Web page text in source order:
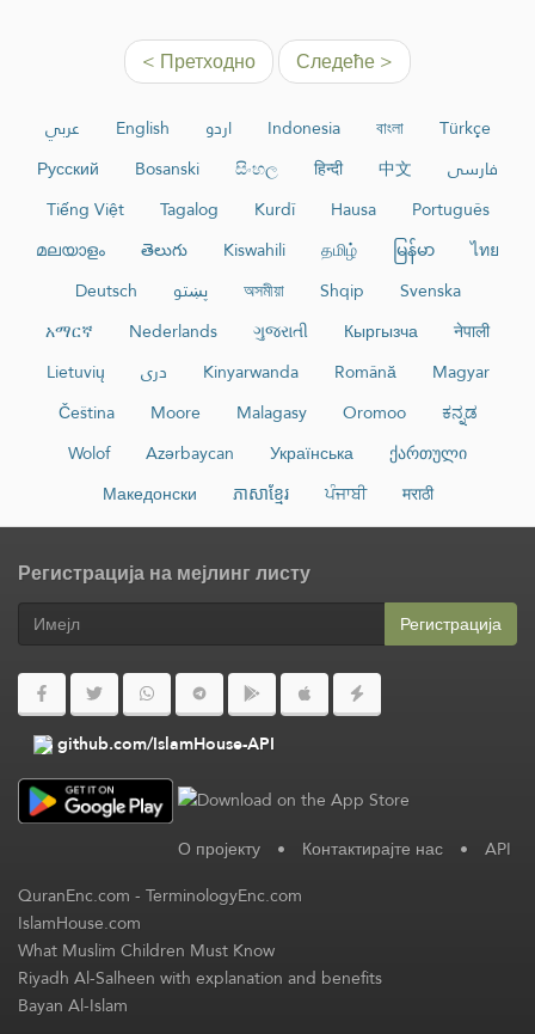
< Претходно Следеће >
عربي English اردو Indonesia বাংলা
Türkçe
Русский
Bosanski සිංහල हिन्दी 中文
فارسی
Tiếng Việt
Tagalog Kurdî Hausa
Português
മലയാളം
తెలుగు Kiswahili தமிழ் မြန်မာ
ไทย
Deutsch
پښتو অসমীয়া Shqip
Svenska
አማርኛ
Nederlands ગુજરાતી Кыргызча
नेपाली
Lietuvių
دری Kinyarwanda Română
Magyar
Čeština
Moore Malagasy Oromoo
ಕನ್ನಡ
Wolof
Azərbaycan Українська
ქართული
Македонски
ភាសាខ្មែរ ਪੰਜਾਬੀ मराठी
Регистрација на мејлинг листу
Регистрација
github.com/IslamHouse-API
О пројекту • Контактирајте нас • API
QuranEnc.com-TerminologyEnc.com
IslamHouse.com
What Muslim Children Must Know
Riyadh Al-Salheen with explanation and benefits
Bayan Al-Islam